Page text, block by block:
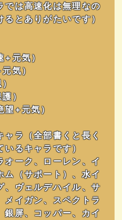
では高速化は無理なの
とありがたいです）
+元気）
気）
）
望+元気）
ャラ（全部書くと長く
るキャラです）
オーク、ローレン、イ
ム（サポート）、水イ
、ヴェルデハイル、サ
メイガン、スペクトラ
銀屏、コッパー、カイ